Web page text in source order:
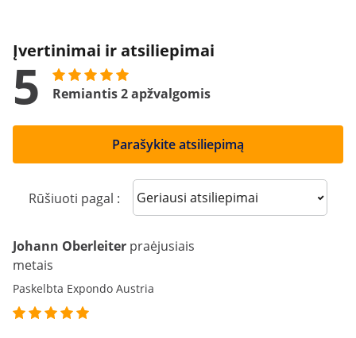
Įvertinimai ir atsiliepimai
5 Remiantis 2 apžvalgomis
Parašykite atsiliepimą
Rūšiuoti pagal : Sort reviews
Johann Oberleiter praėjusiais
metais
Paskelbta Expondo Austria